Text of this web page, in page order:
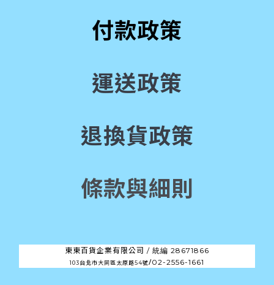
付款政策
運送政策
退換貨政策
條款與細則
東東百貨企業有限公司 / 統編 28671866
103台北市大同區太原路54號/02-2556-1661